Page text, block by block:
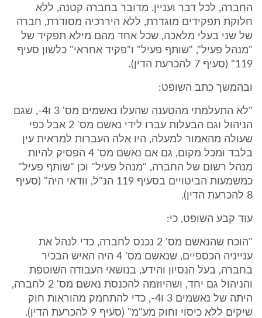
החברה, לכל דבר ועניין. מדובר בחברה קטנה, ללא
חלוקת תפקידים מוגדרת, ללא היררכיה מסודרת, חברה
של שני בעלי מלאכה, שכל אחד מהם מילא תפקיד של
"מנהל פעיל", "שותף פעיל" ו"פקיד אחראי" כלשון סעיף
119" (סעיף 7 להכרעת הדין).
ובהמשך כתב השופט:
"לא התעלמתי מהטענה שהעלו נאשמים מס' 3 ו4-, שגם
הניהול וגם הבעלות עברו לידי נאשם מס' 2 אבל כפי
שעולה מהאמור למעלה, היו אלה העברות למראית עין
בלבד ומכל מקום, גם אם נאשם מס' 4 הפסיק להיות
מנהל רשום של החברה, "מנהל פעיל" וכן "שותף פעיל"
כמשמעות הביטויים בסעיף 119 הנ"ל, וודאי היה" (סעיף
8 להכרעת הדין).
עוד קבע השופט, כי:
"הוכח שהנאשם מס' 2 נכנס לחברה, כדי לנהל את
ענייניה הכספיים, שנאשם מס' 4 היה האיש הבכיר
בחברה, בעל הנסיון והידע, בנושאי העבודה השוטפת
והניהול גם יחד, ושהיוזמה להכנסת נאשם מס' 2 לחברה,
היתה של נאשמים 3 ו4-, כדי להתחמק מהוראות חוק
שיקים ללא כיסוי וחוק מע"מ" (סעיף 9 להכרעת הדין).